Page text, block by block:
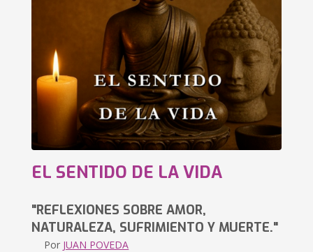
EL SENTIDO DE LA VIDA
"REFLEXIONES SOBRE AMOR,
NATURALEZA, SUFRIMIENTO Y MUERTE."
Por JUAN POVEDA